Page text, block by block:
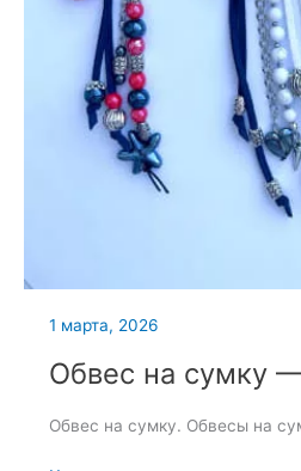
1 марта, 2026
Обвес на сумку
Обвес на сумку. Обвесы на